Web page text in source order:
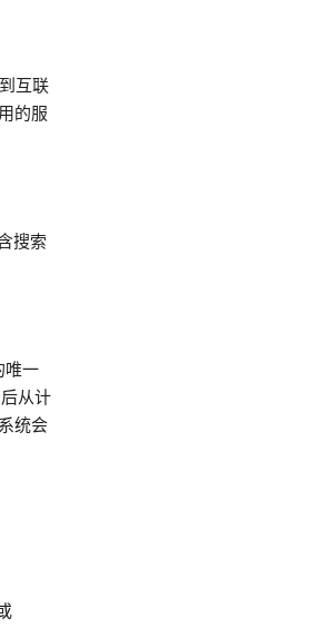
互联
的服
搜索
唯一
从计
统会